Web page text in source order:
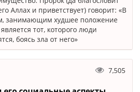
Аллах и приветствует) говорит: «В
занимающим худшее положение
тот, которого люди
боясь зла от него»
7,505